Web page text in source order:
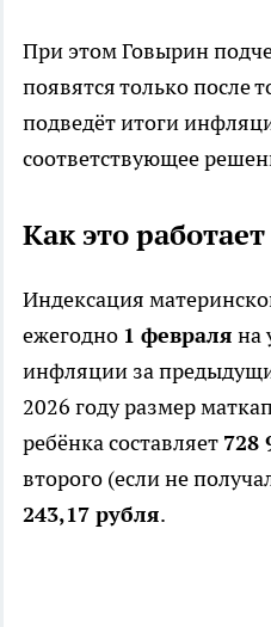
При этом Говырин
появятся только после
подведёт итоги
соответствующее
Как это работает
Индексация
ежегодно 1 февраля на
инфляции за
2026 году размер
ребёнка составляет 728
второго (если не
243,17 рубля.